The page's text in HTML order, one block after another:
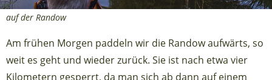
auf der Randow
Am frühen Morgen paddeln wir die Randow aufwärts, so
weit es geht und wieder zurück. Sie ist nach etwa vier
Kilometern gesperrt, da man sich ab dann auf einem